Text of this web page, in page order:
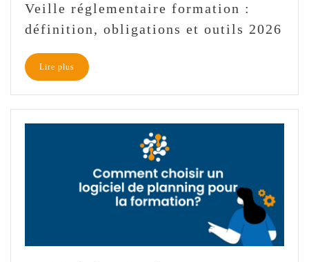
Veille réglementaire formation :
définition, obligations et outils 2026
Lire plus